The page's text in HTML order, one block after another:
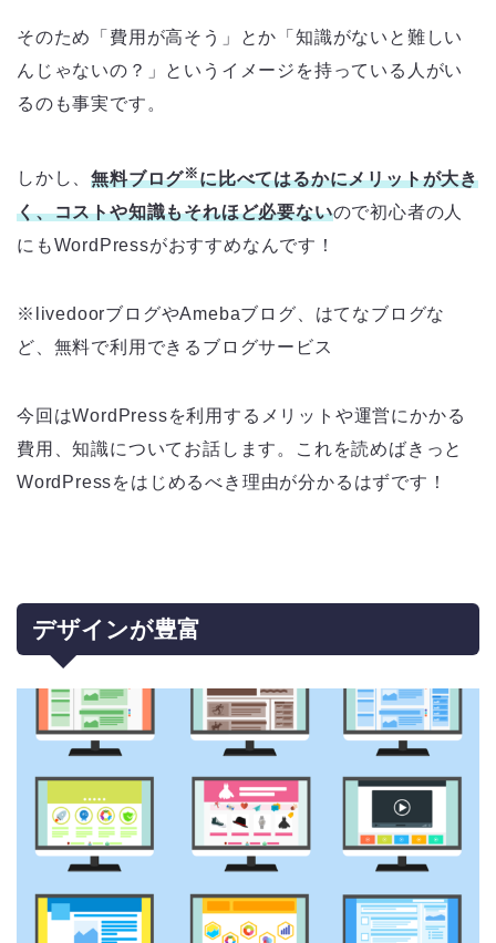
そのため「費用が高そう」とか「知識がないと難しい
んじゃないの？」というイメージを持っている人がい
るのも事実です。
しかし、無料ブログ※に比べてはるかにメリットが大き
く、コストや知識もそれほど必要ないので初心者の人
にもWordPressがおすすめなんです！
※livedoorブログやAmebaブログ、はてなブログな
ど、無料で利用できるブログサービス
今回はWordPressを利用するメリットや運営にかかる
費用、知識についてお話します。これを読めばきっと
WordPressをはじめるべき理由が分かるはずです！
デザインが豊富